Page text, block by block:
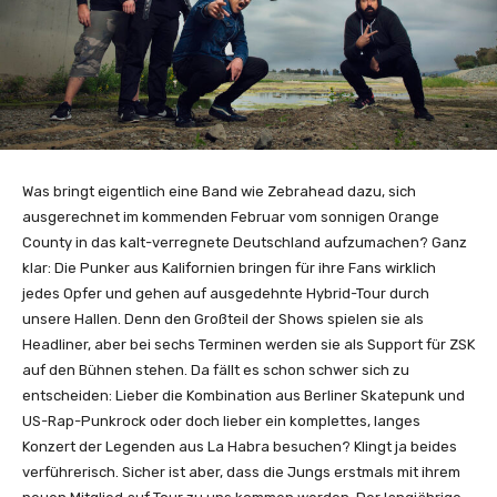
Was bringt eigentlich eine Band wie Zebrahead dazu, sich
ausgerechnet im kommenden Februar vom sonnigen Orange
County in das kalt-verregnete Deutschland aufzumachen? Ganz
klar: Die Punker aus Kalifornien bringen für ihre Fans wirklich
jedes Opfer und gehen auf ausgedehnte Hybrid-Tour durch
unsere Hallen. Denn den Großteil der Shows spielen sie als
Headliner, aber bei sechs Terminen werden sie als Support für ZSK
auf den Bühnen stehen. Da fällt es schon schwer sich zu
entscheiden: Lieber die Kombination aus Berliner Skatepunk und
US-Rap-Punkrock oder doch lieber ein komplettes, langes
Konzert der Legenden aus La Habra besuchen? Klingt ja beides
verführerisch. Sicher ist aber, dass die Jungs erstmals mit ihrem